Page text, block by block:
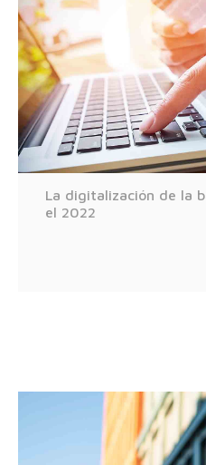
La digitalización de la
el 2022